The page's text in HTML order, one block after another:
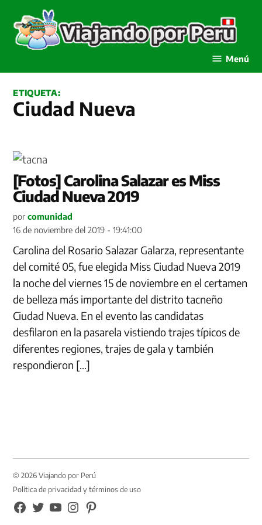
contenido
Menú
ETIQUETA:
Ciudad Nueva
[Fotos] Carolina Salazar es Miss
Ciudad Nueva 2019
por comunidad
16 de noviembre del 2019 - 19:41:00
Carolina del Rosario Salazar Galarza, representante
del comité 05, fue elegida Miss Ciudad Nueva 2019
la noche del viernes 15 de noviembre en el certamen
de belleza más importante del distrito tacneño
Ciudad Nueva. En el evento las candidatas
desfilaron en la pasarela vistiendo trajes típicos de
diferentes regiones, trajes de gala y también
respondieron […]
© 2026 Viajando por Perú
Política de privacidad y términos de uso
FB
TW YouTubeInstagramPinterest